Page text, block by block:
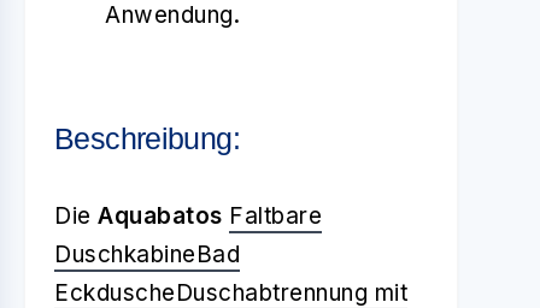
Anwendung.
Beschreibung:
Die Aquabatos Faltbare
DuschkabineBad
EckduscheDuschabtrennung mit